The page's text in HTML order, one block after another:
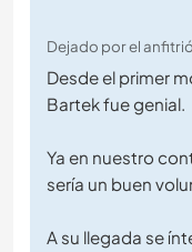
Dejado por el
Desde el primer
Bartek fue genial.
Ya en nuestro
sería un buen
A su llegada se